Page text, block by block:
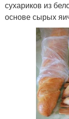
сухариков из
основе сырых